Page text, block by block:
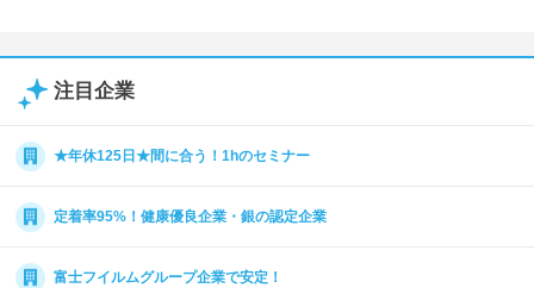
注目企業
★年休125日★間に合う！1hのセミナー
定着率95%！健康優良企業・銀の認定企業
富士フイルムグループ企業で安定！